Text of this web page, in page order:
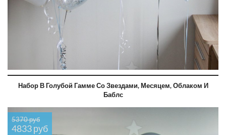
Набор В Голубой Гамме Со Звездами, Месяцем, Облаком И
Баблс
5370 руб
4833 руб